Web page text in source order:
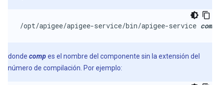
/opt/apigee/apigee-service/bin/apigee-service comp
donde compes el nombre del componente sin la extensión del
número de compilación. Por ejemplo: